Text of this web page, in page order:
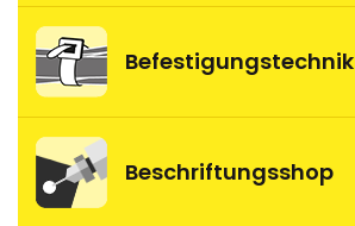
Befestigungstechnik
Beschriftungsshop